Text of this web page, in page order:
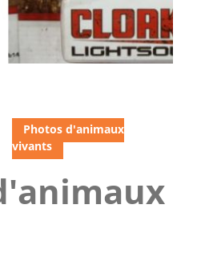
Photos d'animaux
vivants